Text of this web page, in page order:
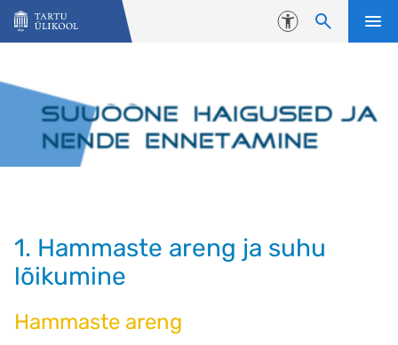
Liigu edasi põhisisu juurde
Juurdepääsetavus
1. Hammaste areng ja suhu
lõikumine
Hammaste areng